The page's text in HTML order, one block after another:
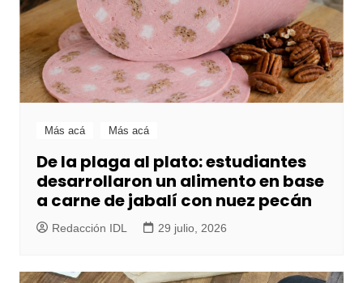
Más acá Más acá
De la plaga al plato: estudiantes
desarrollaron un alimento en base
a carne de jabalí con nuez pecán
Redacción IDL 29 julio, 2026